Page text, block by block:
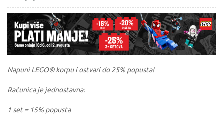
Napuni LEGO® korpu i ostvari do 25% popusta!
Računica je jednostavna:
1 set = 15% popusta